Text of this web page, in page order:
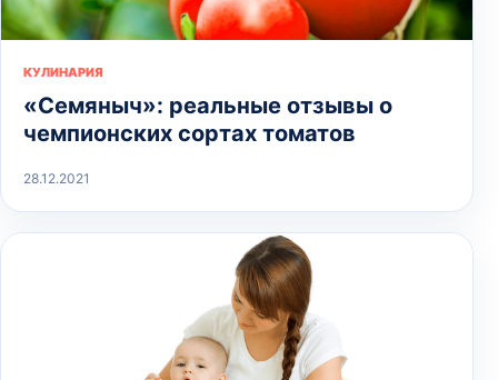
КУЛИНАРИЯ
«Семяныч»: реальные отзывы о
чемпионских сортах томатов
28.12.2021